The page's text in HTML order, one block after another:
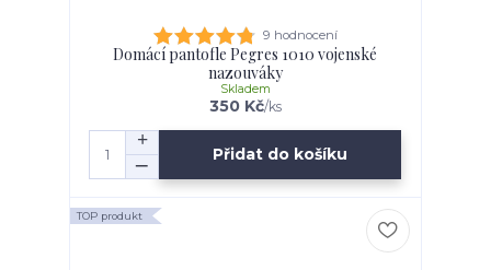
9 hodnocení
Domácí pantofle Pegres 1010 vojenské
nazouváky
350 Kč/ks
Skladem
Přidat do košíku
TOP produkt